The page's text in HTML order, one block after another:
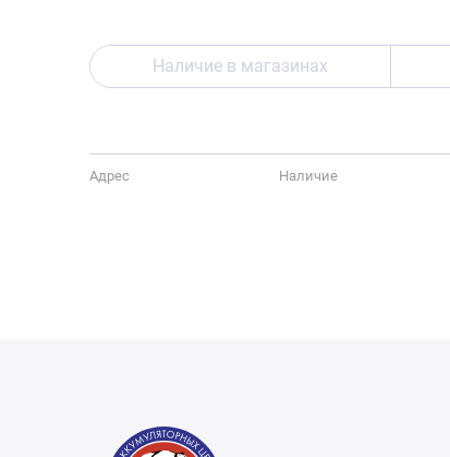
Наличие в магазинах
Адрес Наличие